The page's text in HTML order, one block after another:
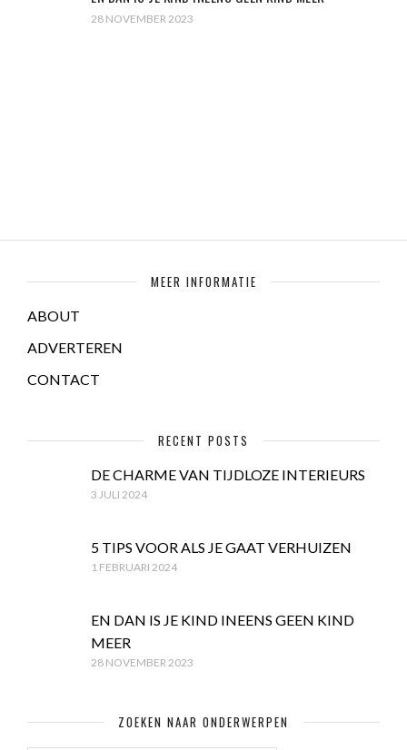
28 NOVEMBER 2023
MEER INFORMATIE
ABOUT
ADVERTEREN
CONTACT
RECENT POSTS
DE CHARME VAN TIJDLOZE INTERIEURS
3 JULI 2024
5 TIPS VOOR ALS JE GAAT VERHUIZEN
1 FEBRUARI 2024
EN DAN IS JE KIND INEENS GEEN KIND
MEER
28 NOVEMBER 2023
ZOEKEN NAAR ONDERWERPEN